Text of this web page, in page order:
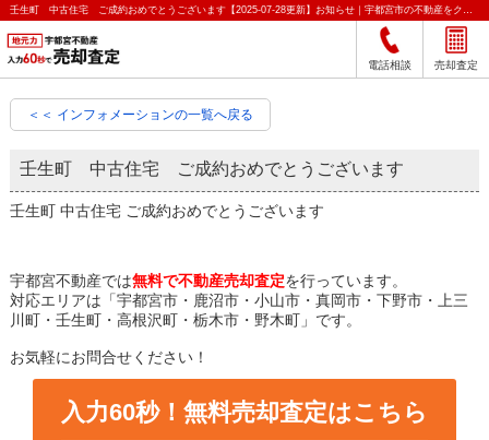
壬生町 中古住宅 ご成約おめでとうございます【2025-07-28更新】お知らせ｜宇都宮市の不動産をクイック売却査定｜宇都宮不動産
電話相談 売却査定
＜＜ インフォメーションの一覧へ戻る
壬生町 中古住宅 ご成約おめでとうございます
壬生町 中古住宅 ご成約おめでとうございます
宇都宮不動産では無料で不動産売却査定を行っています。
対応エリアは「宇都宮市・鹿沼市・小山市・真岡市・下野市・上三
川町・壬生町・高根沢町・栃木市・野木町」です。
お気軽にお問合せください！
入力60秒！無料売却査定はこちら